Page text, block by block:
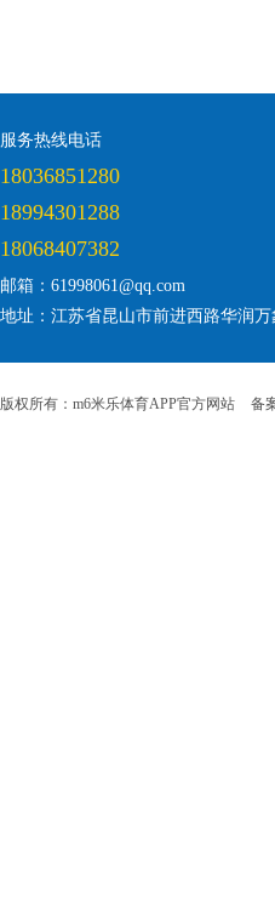
服务热线电话
18036851280
18994301288
18068407382
邮箱：61998061@qq.com
地址：江苏省昆山市前进西路华润万
版权所有：m6米乐体育APP官方网站 备